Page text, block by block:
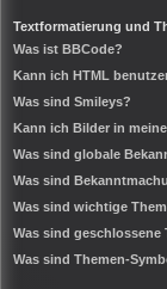
Textformatierung und
Was ist BBCode?
Kann ich HTML
Was sind Smileys?
Kann ich Bilder in
Was sind globale
Was sind
Was sind wichtige
Was sind geschlossene
Was sind Themen-